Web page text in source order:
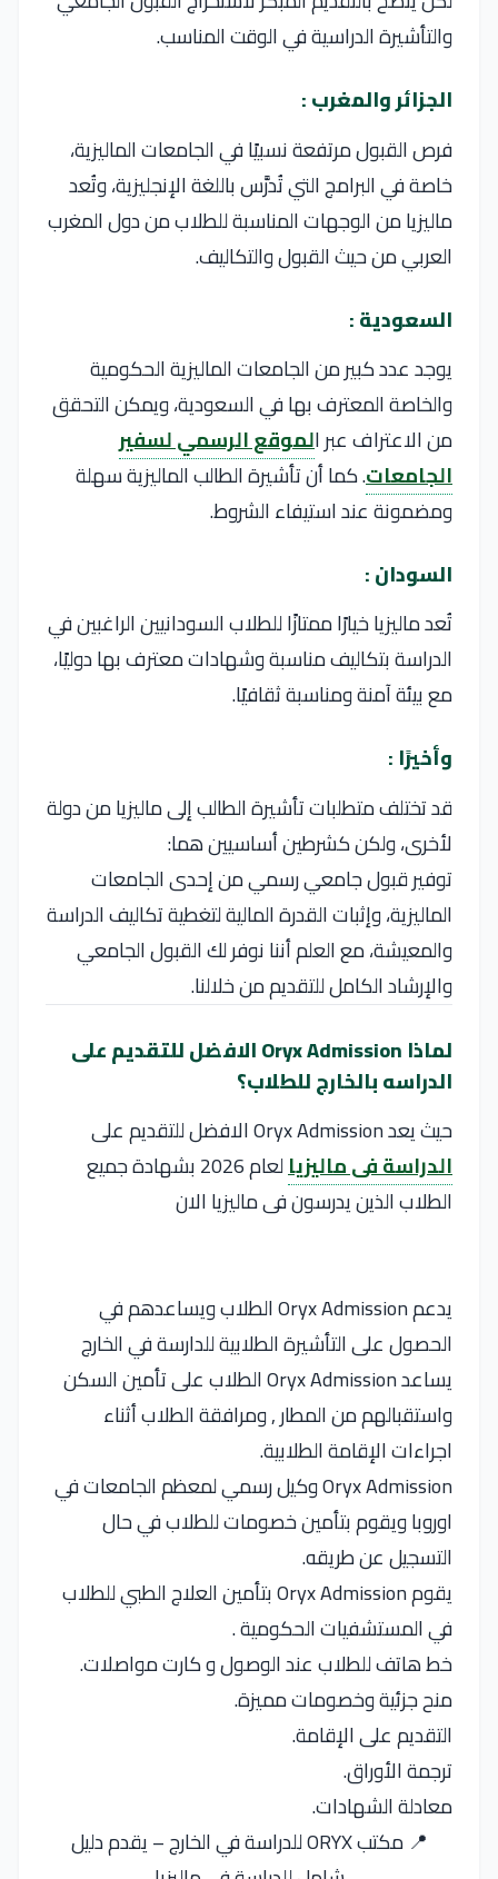
والتأشيرة الدراسية في الوقت المناسب.
الجزائر والمغرب :
فرص القبول مرتفعة نسبيًا في الجامعات الماليزية،
خاصة في البرامج التي تُدرَّس باللغة الإنجليزية، وتُعد
ماليزيا من الوجهات المناسبة للطلاب من دول المغرب
العربي من حيث القبول والتكاليف.
السعودية :
يوجد عدد كبير من الجامعات الماليزية الحكومية
والخاصة المعترف بها في السعودية، ويمكن التحقق
من الاعتراف عبر الموقع الرسمي لسفير
الجامعات. كما أن تأشيرة الطالب الماليزية سهلة
ومضمونة عند استيفاء الشروط.
السودان :
تُعد ماليزيا خيارًا ممتازًا للطلاب السودانيين الراغبين في
الدراسة بتكاليف مناسبة وشهادات معترف بها دوليًا،
مع بيئة آمنة ومناسبة ثقافيًا.
وأخيرًا :
قد تختلف متطلبات تأشيرة الطالب إلى ماليزيا من دولة
لأخرى، ولكن كشرطين أساسيين هما:
توفير قبول جامعي رسمي من إحدى الجامعات
الماليزية، وإثبات القدرة المالية لتغطية تكاليف الدراسة
والمعيشة، مع العلم أننا نوفر لك القبول الجامعي
والإرشاد الكامل للتقديم من خلالنا.
لماذا Oryx Admission الافضل للتقديم على
الدراسه بالخارج للطلاب؟
حيث يعد Oryx Admission الافضل للتقديم على
الدراسة فى ماليزيا
لعام 2026 بشهادة جميع
الطلاب الذين يدرسون فى ماليزيا الان
يدعم Oryx Admission الطلاب ويساعدهم في
الحصول على التأشيرة الطلابية للدارسة في الخارج
يساعد Oryx Admission الطلاب على تأمين السكن
واستقبالهم من المطار , ومرافقة الطلاب أثناء
اجراءات الإقامة الطلابية.
Oryx Admission وكيل رسمي لمعظم الجامعات في
اوروبا ويقوم بتأمين خصومات للطلاب في حال
التسجيل عن طريقه.
يقوم Oryx Admission بتأمين العلاج الطبي للطلاب
في المستشفيات الحكومية .
خط هاتف للطلاب عند الوصول و كارت مواصلات.
منح جزئية وخصومات مميزة.
التقديم على الإقامة.
ترجمة الأوراق.
معادلة الشهادات.
📍 مكتب ORYX للدراسة في الخارج – يقدم دليل